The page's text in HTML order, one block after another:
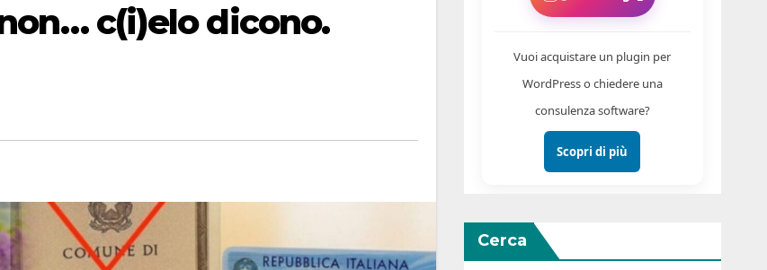
c(i)elo dicono.
Cerca
Vuoi acquistare un plugin per
WordPress o chiedere una
consulenza software?
Scopri di più